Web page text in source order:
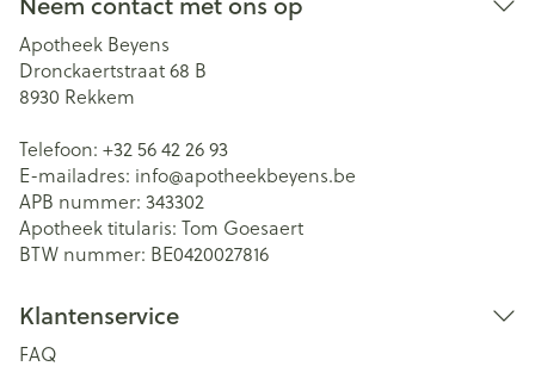
Apotheek Beyens
Dronckaertstraat 68 B
8930 Rekkem
Telefoon: +32 56 42 26 93
E-mailadres: info@apotheekbeyens.be
APB nummer: 343302
Apotheek titularis: Tom Goesaert
BTW nummer: BE0420027816
Klantenservice
FAQ